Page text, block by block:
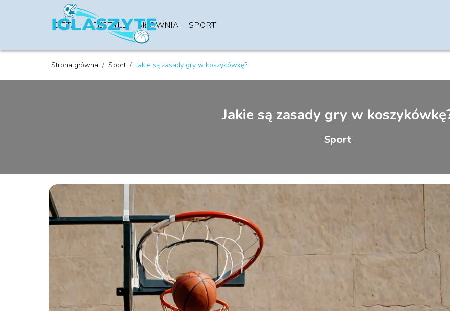
DIETA LIFESTYLE SIŁOWNIA SPORT
Strona główna / Sport /Jakie są zasady gry w koszykówkę?
Jakie są zasady gry w
Sport